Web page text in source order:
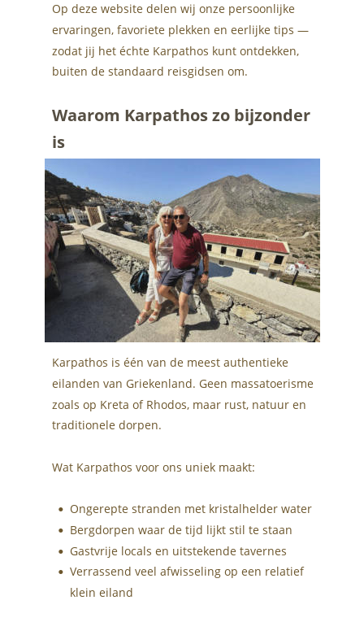
Op deze website delen wij onze persoonlijke
ervaringen, favoriete plekken en eerlijke tips —
zodat jij het échte Karpathos kunt ontdekken,
buiten de standaard reisgidsen om.
Waarom Karpathos zo bijzonder
is
Karpathos is één van de meest authentieke
eilanden van Griekenland. Geen massatoerisme
zoals op Kreta of Rhodos, maar rust, natuur en
traditionele dorpen.
Wat Karpathos voor ons uniek maakt:
• Ongerepte stranden met kristalhelder water
• Bergdorpen waar de tijd lijkt stil te staan
• Gastvrije locals en uitstekende tavernes
• Verrassend veel afwisseling op een relatief
klein eiland